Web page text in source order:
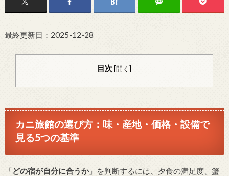
最終更新日：2025-12-28
目次 [開く]
カニ旅館の選び方：味・産地・価格・設備で
見る5つの基準
「どの宿が自分に合うか」を判断するには、夕食の満足度、蟹